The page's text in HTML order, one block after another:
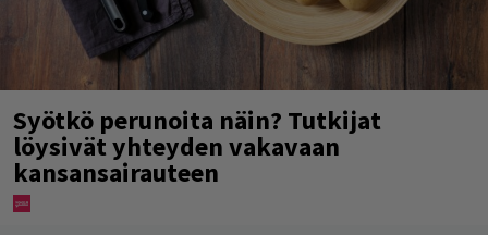
Syötkö perunoita näin? Tutkijat
löysivät yhteyden vakavaan
kansansairauteen